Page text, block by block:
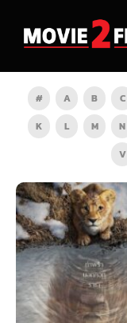
# A B C
K
L M N
V
HD